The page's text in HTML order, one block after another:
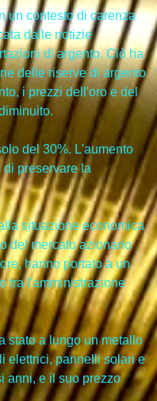
un contesto di carenza
dalle notizie
di argento. Ciò ha
delle riserve di argento
i prezzi dell'oro e del
del 30%. L'aumento
preservare la
situazione economica
del mercato azionario
hanno portato a un
tra l'amministrazione
stato a lungo un metallo
elettrici, pannelli solari e
anni, e il suo prezzo